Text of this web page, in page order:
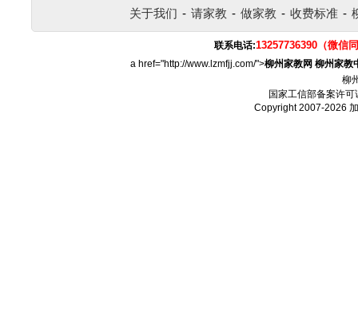
关于我们 - 请家教 - 做家教 - 收费标准 -
联系电话:13257736390（微信
a href="http://www.lzmfjj.com/">柳州家教网 柳州家教
柳
国家工信部备案许可
Copyright 2007-2026